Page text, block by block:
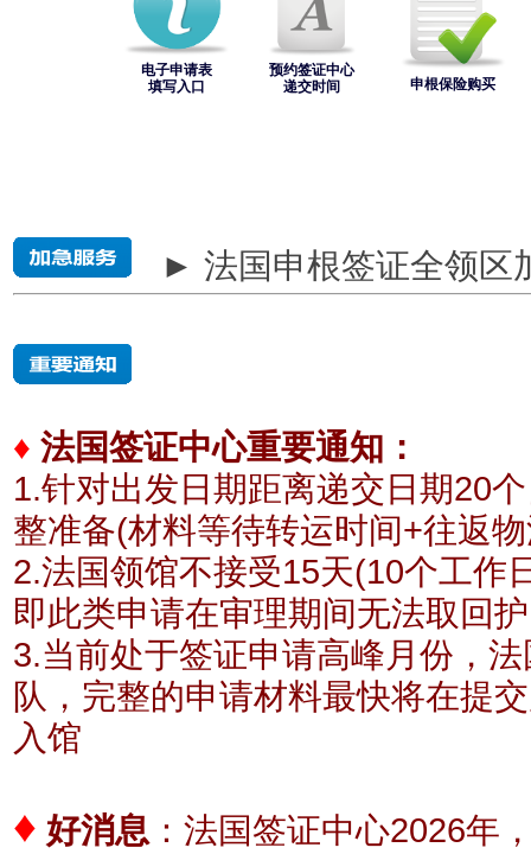
电子申请表
填写入口
预约签证中心
递交时间
申根保险购买
► 法国申根签证全领区
♦ 法国签证中心重要通知：
1.针对出发日期距离递交日期20
整准备(材料等待转运时间+往返
2.法国领馆不接受15天(10个工作
即此类申请在审理期间无法取回
3.当前处于签证申请高峰月份，
队，完整的申请材料最快将在提
入馆
♦ 好消息 ： 法国签证中心2026年